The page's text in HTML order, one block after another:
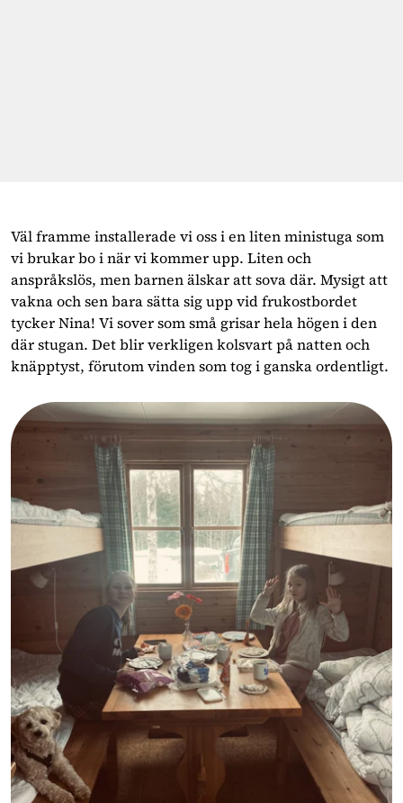
Väl framme installerade vi oss i en liten ministuga som
vi brukar bo i när vi kommer upp. Liten och
anspråkslös, men barnen älskar att sova där. Mysigt att
vakna och sen bara sätta sig upp vid frukostbordet
tycker Nina! Vi sover som små grisar hela högen i den
där stugan. Det blir verkligen kolsvart på natten och
knäpptyst, förutom vinden som tog i ganska ordentligt.